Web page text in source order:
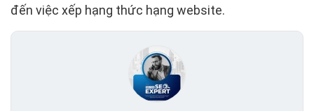
đến việc xếp hạng thức hạng website.